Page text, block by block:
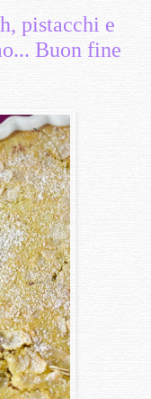
pistacchi e
Buon fine